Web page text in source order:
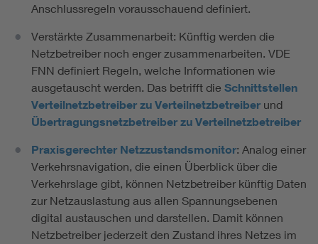
Anschlussregeln vorausschauend definiert.
Verstärkte Zusammenarbeit: Künftig werden die
Netzbetreiber noch enger zusammenarbeiten. VDE
FNN definiert Regeln, welche Informationen wie
ausgetauscht werden. Das betrifft die Schnittstellen
Verteilnetzbetreiber zu Verteilnetzbetreiber und
Übertragungsnetzbetreiber zu Verteilnetzbetreiber
Praxisgerechter Netzzustandsmonitor: Analog einer
Verkehrsnavigation, die einen Überblick über die
Verkehrslage gibt, können Netzbetreiber künftig Daten
zur Netzauslastung aus allen Spannungsebenen
digital austauschen und darstellen. Damit können
Netzbetreiber jederzeit den Zustand ihres Netzes im